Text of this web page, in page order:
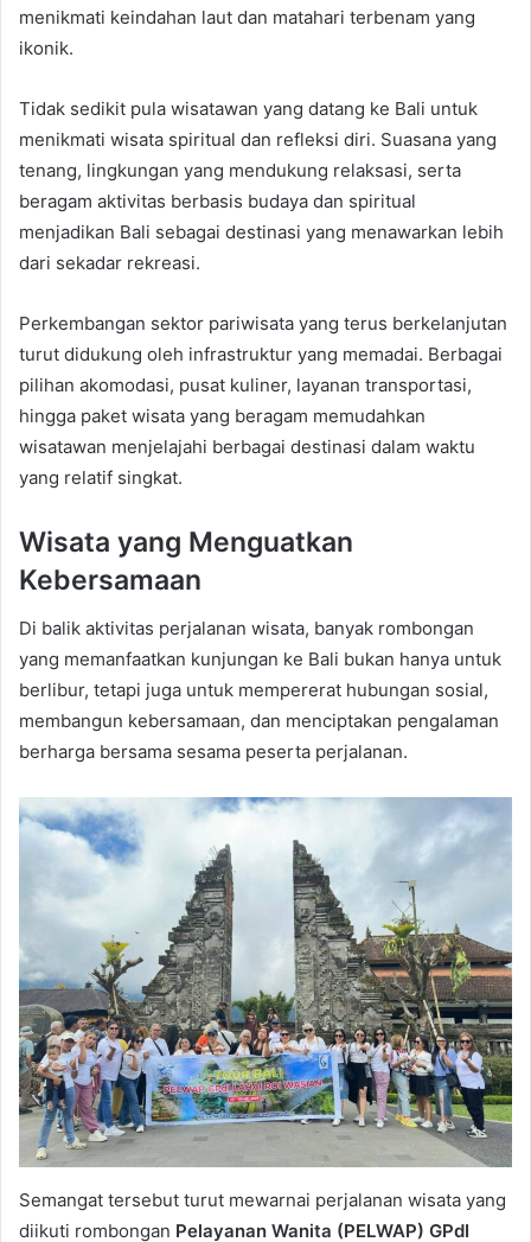
menikmati keindahan laut dan matahari terbenam yang
ikonik.
Tidak sedikit pula wisatawan yang datang ke Bali untuk
menikmati wisata spiritual dan refleksi diri. Suasana yang
tenang, lingkungan yang mendukung relaksasi, serta
beragam aktivitas berbasis budaya dan spiritual
menjadikan Bali sebagai destinasi yang menawarkan lebih
dari sekadar rekreasi.
Perkembangan sektor pariwisata yang terus berkelanjutan
turut didukung oleh infrastruktur yang memadai. Berbagai
pilihan akomodasi, pusat kuliner, layanan transportasi,
hingga paket wisata yang beragam memudahkan
wisatawan menjelajahi berbagai destinasi dalam waktu
yang relatif singkat.
Wisata yang Menguatkan
Kebersamaan
Di balik aktivitas perjalanan wisata, banyak rombongan
yang memanfaatkan kunjungan ke Bali bukan hanya untuk
berlibur, tetapi juga untuk mempererat hubungan sosial,
membangun kebersamaan, dan menciptakan pengalaman
berharga bersama sesama peserta perjalanan.
Semangat tersebut turut mewarnai perjalanan wisata yang
diikuti rombongan Pelayanan Wanita (PELWAP) GPdI